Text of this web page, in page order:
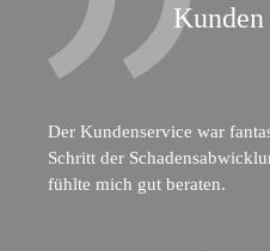
Kunden
Der Kundenservice war
Schritt der
fühlte mich gut beraten.